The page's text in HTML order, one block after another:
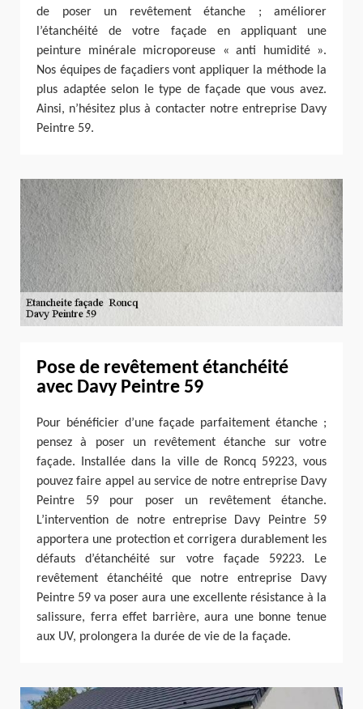
de poser un revêtement étanche ; améliorer
l’étanchéité de votre façade en appliquant une
peinture minérale microporeuse « anti humidité ».
Nos équipes de façadiers vont appliquer la méthode la
plus adaptée selon le type de façade que vous avez.
Ainsi, n’hésitez plus à contacter notre entreprise Davy
Peintre 59.
Pose de revêtement étanchéité
avec Davy Peintre 59
Pour bénéficier d’une façade parfaitement étanche ;
pensez à poser un revêtement étanche sur votre
façade. Installée dans la ville de Roncq 59223, vous
pouvez faire appel au service de notre entreprise Davy
Peintre 59 pour poser un revêtement étanche.
L’intervention de notre entreprise Davy Peintre 59
apportera une protection et corrigera durablement les
défauts d’étanchéité sur votre façade 59223. Le
revêtement étanchéité que notre entreprise Davy
Peintre 59 va poser aura une excellente résistance à la
salissure, ferra effet barrière, aura une bonne tenue
aux UV, prolongera la durée de vie de la façade.